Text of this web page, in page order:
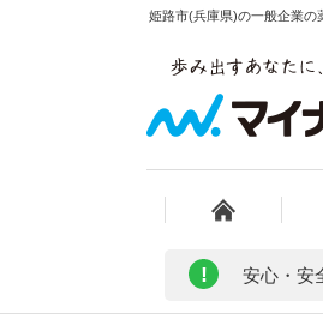
姫路市(兵庫県)の一般企業の
! 安心・安